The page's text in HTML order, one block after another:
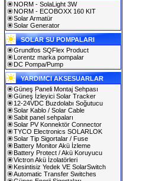
NORM - SolaLight 3W
NORM - ECOBOXX 160 KIT
Solar Armatür
Solar Generator
SOLAR SU POMPALARI
Grundfos SQFlex Product
Lorentz marka pompalar
DC Pompa/Pump
YARDIMCI AKSESUARLAR
Güneş Paneli Montaj Sehpası
Güneş İzleyici Solar Tracker
12-24VDC Buzdolabı Soğutucu
Solar Kablo / Solar Cable
Sabit panel sehpaları
Solar PV Konnektör Connector
TYCO Electronics SOLARLOK
Solar Tip Sigortalar / Fuse
Battery Monitor Akü İzleme
Battery Protect / Akü Koruyucu
Victron Akü İzolatörleri
Kesintisiz Yedek VE SolarSwitch
Automatic Transfer Switches